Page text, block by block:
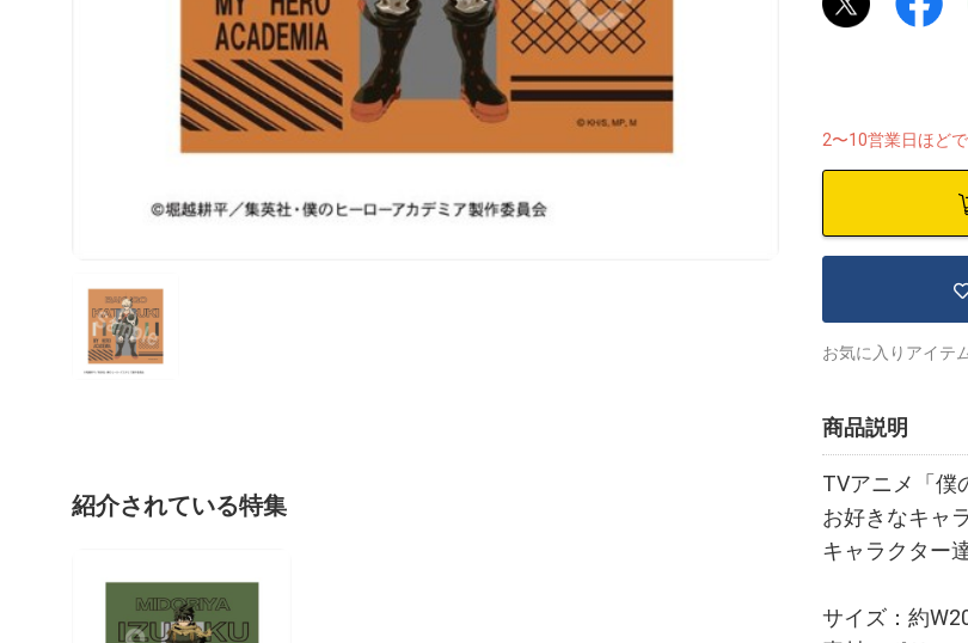
2〜10営業日ほど
お気に入りアイテ
商品説明
TVアニメ「僕
お好きなキャ
キャラクター
サイズ：約
紹介されている特集